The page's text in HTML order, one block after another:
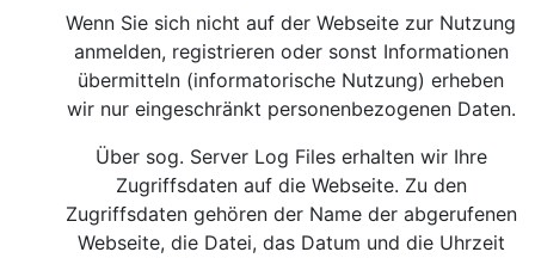
Wenn Sie sich nicht auf der Webseite zur Nutzung
anmelden, registrieren oder sonst Informationen
übermitteln (informatorische Nutzung) erheben
wir nur eingeschränkt personenbezogenen Daten.
Über sog. Server Log Files erhalten wir Ihre
Zugriffsdaten auf die Webseite. Zu den
Zugriffsdaten gehören der Name der abgerufenen
Webseite, die Datei, das Datum und die Uhrzeit